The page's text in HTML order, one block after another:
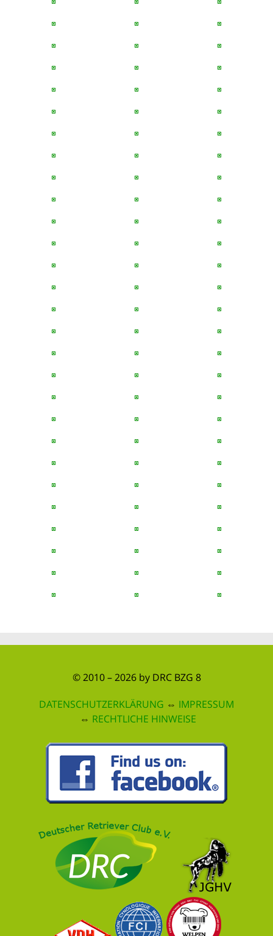
© 2010 – 2026 by DRC BZG 8
DATENSCHUTZERKLÄRUNG ⇔ IMPRESSUM
⇔ RECHTLICHE HINWEISE